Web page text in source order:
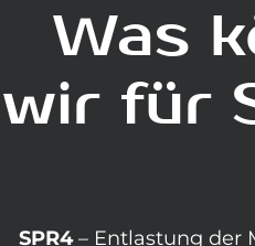
Was
wir für
SPR4– Entlastung der